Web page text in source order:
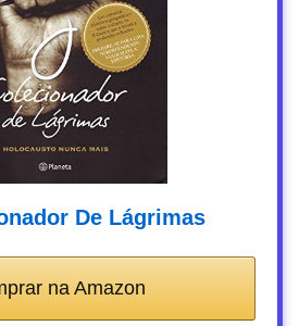
De Lágrimas
na Amazon